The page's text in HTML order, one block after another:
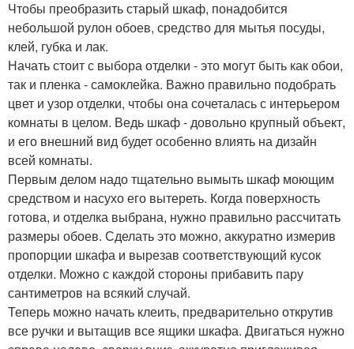
Чтобы преобразить старый шкаф, понадобится
небольшой рулон обоев, средство для мытья посуды,
клей, губка и лак.
Начать стоит с выбора отделки - это могут быть как обои,
так и пленка - самоклейка. Важно правильно подобрать
цвет и узор отделки, чтобы она сочеталась с интерьером
комнаты в целом. Ведь шкаф - довольно крупный объект,
и его внешний вид будет особенно влиять на дизайн
всей комнаты.
Первым делом надо тщательно вымыть шкаф моющим
средством и насухо его вытереть. Когда поверхность
готова, и отделка выбрана, нужно правильно рассчитать
размеры обоев. Сделать это можно, аккуратно измерив
пропорции шкафа и вырезав соответствующий кусок
отделки. Можно с каждой стороны прибавить пару
сантиметров на всякий случай.
Теперь можно начать клеить, предварительно открутив
все ручки и вытащив все ящики шкафа. Двигаться нужно